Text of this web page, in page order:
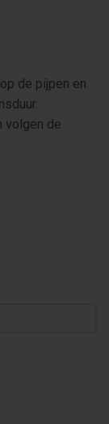
de pijpen en
volgen de